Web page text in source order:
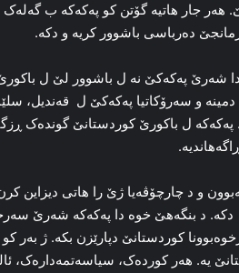
هه‌ر جار هاتیه‌ گۆتن کو پەکەکە ب
ده‌رباسی باشوور کریه‌ و دكە.
شه‌رێ پەکەکێ نه‌ ل باشوور لێ ل
دمینه‌ و سەرۆكاتیا پەکەکێ ل قه‌ندیل،
پەکەکە ل باکورێ کوردستانێ گونده‌ک
و د چارچۆڤەیا ژێ را هاتی دیزاین
د بنگه‌هێ خوه‌ دا پەکەکە شه‌رێ
کوردستانێ دپارێزن بکه‌. ژ به‌ر کو
یه‌. هه‌ر کورده‌ک، سیاسه‌تمه‌داره‌ک،